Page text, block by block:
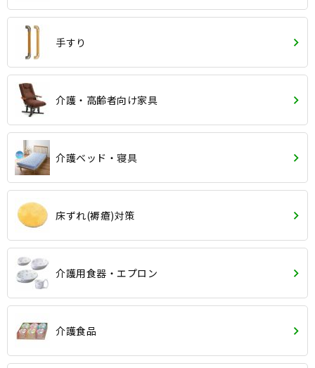
手すり
介護・高齢者向け家具
介護ベッド・寝具
床ずれ(褥瘡)対策
介護用食器・エプロン
介護食品